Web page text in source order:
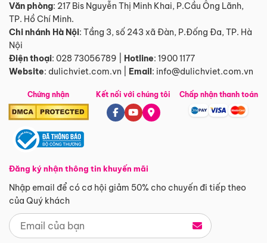
Văn phòng: 217 Bis Nguyễn Thị Minh Khai, P.Cầu Ông Lãnh,
TP. Hồ Chí Minh.
Chi nhánh Hà Nội: Tầng 3, số 243 xã Đàn, P.Đống Đa, TP. Hà
Nội
Điện thoại: 028 73056789 Hotline: 1900 1177
Website: dulichviet.com.vn Email: info@dulichviet.com.vn
Chứng nhận
Đăng ký nhận thông tin khuyến mãi
Nhập email để có cơ hội giảm 50% cho chuyến đi tiếp theo
của Quý khách
Kết nối với chúng tôi Chấp nhận thanh toán